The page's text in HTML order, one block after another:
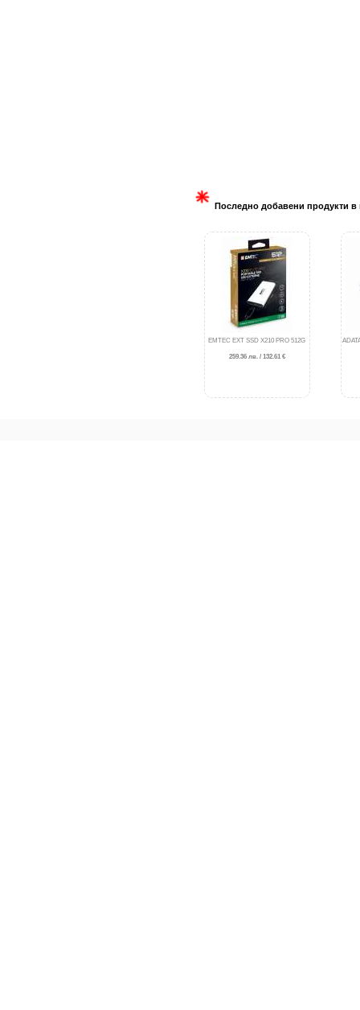
Последно добавени продукти в
EMTEC EXT SSD X210 PRO 512G
259.36 лв. / 132.61 €